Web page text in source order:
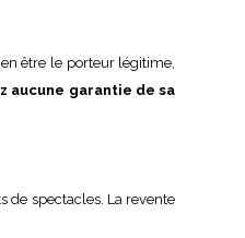
être le porteur légitime,
aucune garantie de sa
de spectacles. La revente